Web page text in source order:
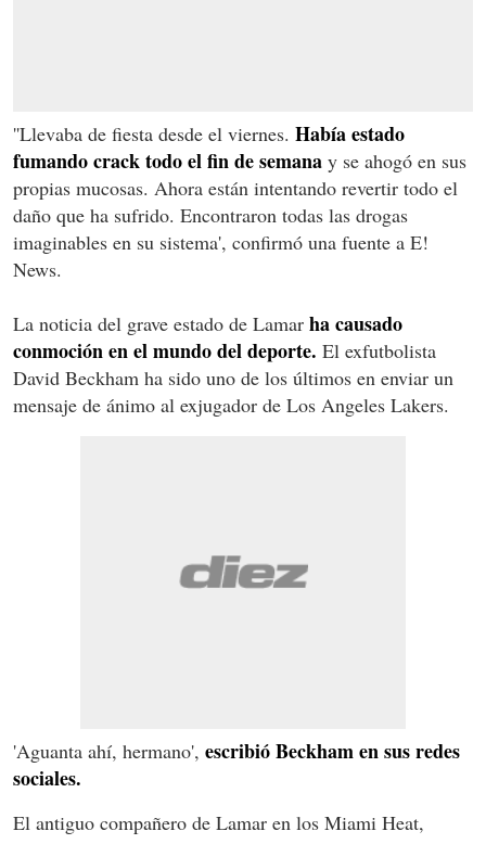
''Llevaba de fiesta desde el viernes. Había estado
fumando crack todo el fin de semana y se ahogó en sus
propias mucosas. Ahora están intentando revertir todo el
daño que ha sufrido. Encontraron todas las drogas
imaginables en su sistema', confirmó una fuente a E!
News.
La noticia del grave estado de Lamar ha causado
conmoción en el mundo del deporte. El exfutbolista
David Beckham ha sido uno de los últimos en enviar un
mensaje de ánimo al exjugador de Los Angeles Lakers.
'Aguanta ahí, hermano', escribió Beckham en sus redes
sociales.
El antiguo compañero de Lamar en los Miami Heat,